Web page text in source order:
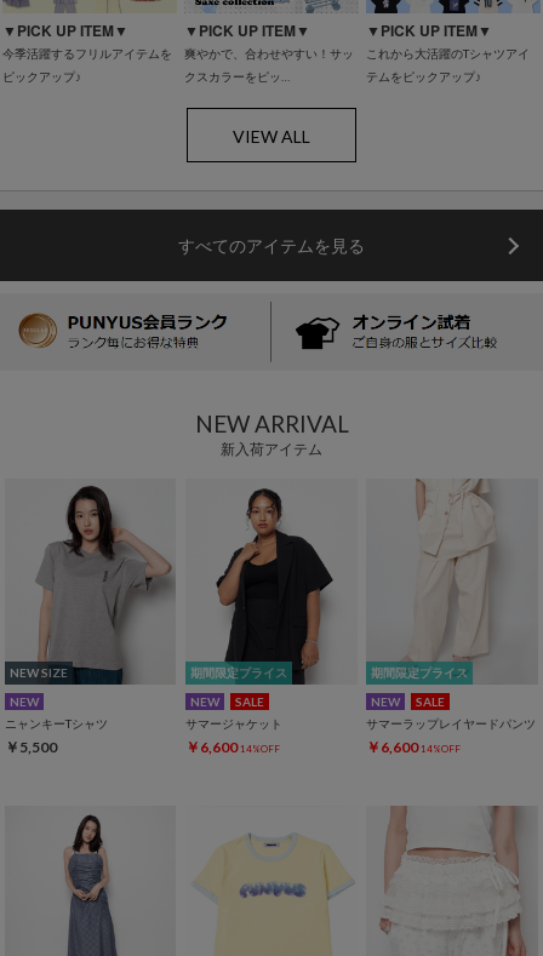
▼PICK UP ITEM▼
今季活躍するフリルアイテムを
ピックアップ♪
▼PICK UP ITEM▼
爽やかで、合わせやすい！サッ
クスカラーをピッ…
▼PICK UP ITEM▼
これから大活躍のTシャツアイ
テムをピックアップ♪
VIEW ALL
すべてのアイテムを見る
NEW ARRIVAL
新入荷アイテム
NEW SIZE
NEW
ニャンキーTシャツ
￥5,500
期間限定プライス
NEW
SALE
サマージャケット
￥6,600 14%OFF
期間限定プライス
NEW
SALE
サマーラップレイヤードパンツ
￥6,600 14%OFF